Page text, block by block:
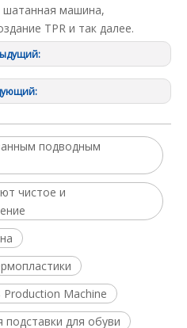
машина,
TPR и так далее.
подводным
чистое и
Production Machine
для обуви